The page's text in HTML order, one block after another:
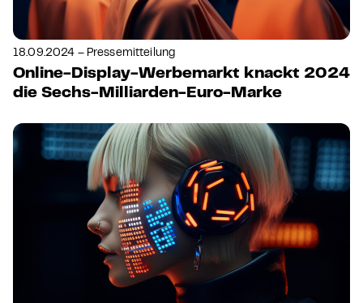
18.09.2024 – Pressemitteilung
Online-Display-Werbemarkt knackt 2024
die Sechs-Milliarden-Euro-Marke